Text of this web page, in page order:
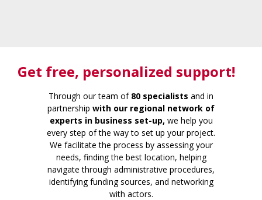
Get free, personalized support!
Through our team of 80 specialists and in
partnership with our regional network of
experts in business set-up, we help you
every step of the way to set up your project.
We facilitate the process by assessing your
needs, finding the best location, helping
navigate through administrative procedures,
identifying funding sources, and networking
with actors.